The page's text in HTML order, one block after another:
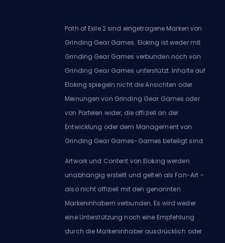
Path of Exile 2 sind eingetragene Marken von
Grinding Gear Games. Eloking ist weder mit
Grinding Gear Games verbunden noch von
Grinding Gear Games unterstützt. Inhalte auf
Eloking spiegeln nicht die Ansichten oder
Meinungen von Grinding Gear Games oder
von Parteien wider, die offiziell an der
Entwicklung oder dem Management von
Grinding Gear Games-Games beteiligt sind.
Artwork und Content von Eloking werden
unabhängig erstellt und gelten als Fan-Art –
also nicht offiziell mit den genannten
Markeninhabern verbunden. Es wird weder
eine Unterstützung noch eine Empfehlung
durch die Markeninhaber ausdrücklich oder